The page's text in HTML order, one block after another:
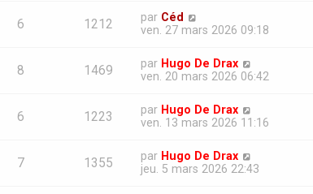
6 1212 par Céd
ven. 27 mars 2026 09:18
8 1469 par Hugo De Drax
ven. 20 mars 2026 06:42
6 1223 par Hugo De Drax
ven. 13 mars 2026 11:16
7 1355 par Hugo De Drax
jeu. 5 mars 2026 22:43